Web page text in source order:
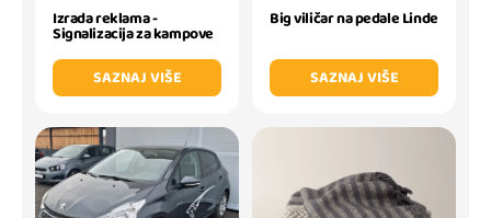
Izrada reklama -
Signalizacija za kampove
SAZNAJ VIŠE
Big viličar na pedale Linde
SAZNAJ VIŠE